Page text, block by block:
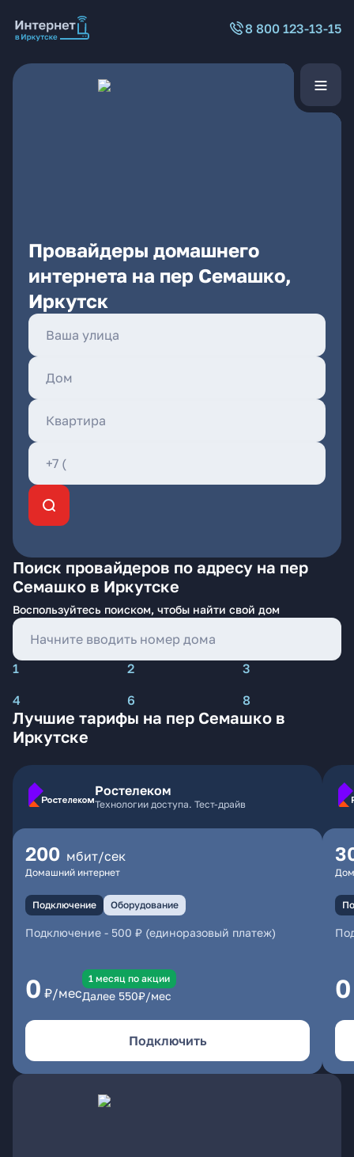
8 800 123-13-15
Провайдеры домашнего
интернета на пер Семашко,
Иркутск
Поиск провайдеров по адресу на пер
Семашко в Иркутске
Воспользуйтесь поиском, чтобы найти свой дом
1 2
3
4
6 8
Лучшие тарифы на пер Семашко в
Иркутске
Ростелеком
Технологии доступа. Тест-драйв
200 мбит/сек
Домашний интернет
Подключение Оборудование
Подключение - 500 ₽ (единоразовый платеж)
0 ₽/мес
1 месяц по акции
Далее 550₽/мес
Подключить
0